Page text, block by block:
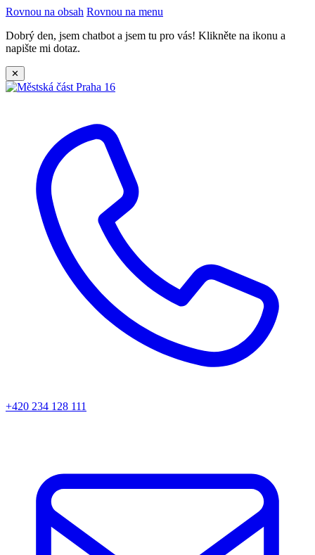
Rovnou na obsah Rovnou na menu
Dobrý den, jsem chatbot a jsem tu pro vás! Klikněte na ikonu a
napište mi dotaz.
✕
+420 234 128 111